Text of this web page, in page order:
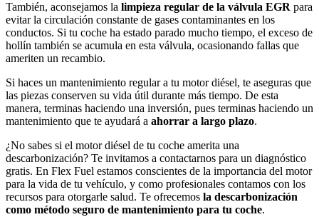
También, aconsejamos la limpieza regular de la válvula EGR para
evitar la circulación constante de gases contaminantes en los
conductos. Si tu coche ha estado parado mucho tiempo, el exceso de
hollín también se acumula en esta válvula, ocasionando fallas que
ameriten un recambio.
Si haces un mantenimiento regular a tu motor diésel, te aseguras que
las piezas conserven su vida útil durante más tiempo. De esta
manera, terminas haciendo una inversión, pues terminas haciendo un
mantenimiento que te ayudará a ahorrar a largo plazo.
¿No sabes si el motor diésel de tu coche amerita una
descarbonización? Te invitamos a contactarnos para un diagnóstico
gratis. En Flex Fuel estamos conscientes de la importancia del motor
para la vida de tu vehículo, y como profesionales contamos con los
recursos para otorgarle salud. Te ofrecemos la descarbonización
como método seguro de mantenimiento para tu coche.